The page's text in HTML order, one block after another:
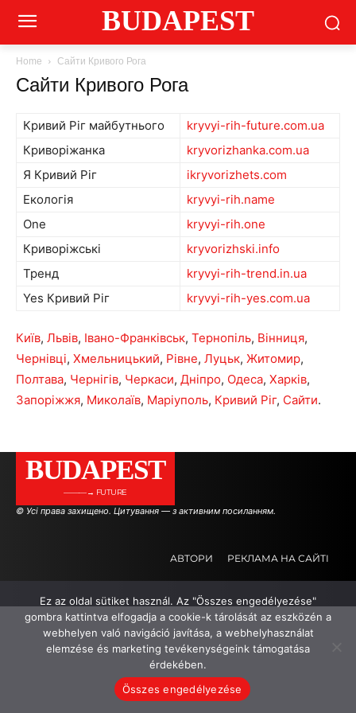
BUDAPEST
Home Сайти Кривого Рога
Сайти Кривого Рога
Кривий Ріг майбутнього
kryvyi-rih-future.com.ua
Криворіжанка
kryvorizhanka.com.ua
Я Кривий Ріг
ikryvorizhets.com
Екологія
kryvyi-rih.name
One
kryvyi-rih.one
Криворіжські
kryvorizhski.info
Тренд
kryvyi-rih-trend.in.ua
Yes Кривий Ріг
kryvyi-rih-yes.com.ua
Київ, Львів, Івано-Франківськ, Тернопіль, Вінниця,
Чернівці, Хмельницький, Рівне, Луцьк, Житомир,
Полтава, Чернігів, Черкаси, Дніпро, Одеса, Харків,
Запоріжжя, Миколаїв, Маріуполь, Кривий Ріг, Сайти.
BUDAPEST
———→ FUTURE
© Усі права захищено. Цитування — з активним посиланням.
АВТОРИ РЕКЛАМА НА САЙТІ
Ez az oldal sütiket használ. Az "Összes engedélyezése"
gombra kattintva elfogadja a cookie-k tárolását az eszközén a
webhelyen való navigáció javítása, a webhelyhasználat
elemzése és marketing tevékenységeink támogatása
érdekében.
Összes engedélyezése